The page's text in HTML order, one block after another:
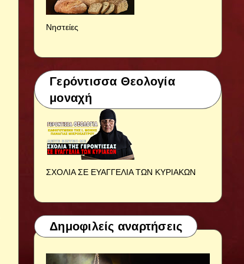
Νηστείες
Γερόντισσα Θεολογία
μοναχή
ΣΧΟΛΙΑ ΣΕ ΕΥΑΓΓΕΛΙΑ ΤΩΝ ΚΥΡΙΑΚΩΝ
Δημοφιλείς αναρτήσεις